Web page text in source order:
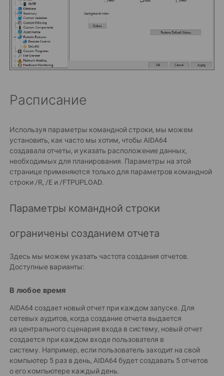
Расписание
Используя параметры командной строки, мы можем
установить, как часто мы хотим, чтобы AIDA64
создавала отчеты, и указать расположение данных,
необходимых для планирования. Параметры на этой
странице применяются только для параметров командной
строки /R, /E и /FTPUPLOAD.
Параметры командной строки
ограничены созданием отчета
Здесь мы можем указать частота создания отчетов.
Доступные варианты:
В любое время
AIDA64 создает новый отчет при каждом запуске. Для
сетевых аудитов, когда создание отчета выдается
из центрального сценария входа в систему, новый отчет
создается при каждом входе пользователя в
систему. Например, если пользователь заходит на свой
компьютер 5 раз в день, AIDA64 будет создавать 5 отчетов
о его компьютере каждый день.